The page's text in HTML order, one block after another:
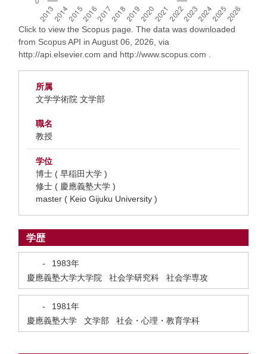
Click to view the Scopus page. The data was downloaded
from Scopus API in August 06, 2026, via
http://api.elsevier.com and http://www.scopus.com .
所属
文学学術院 文学部
職名
教授
学位
博士 ( 早稲田大学 )
修士 ( 慶應義塾大学 )
master ( Keio Gijuku University )
学歴
-
1983年
慶應義塾大学大学院 社会学研究科 社会学専攻
-
1981年
慶應義塾大学 文学部 社会・心理・教育学科